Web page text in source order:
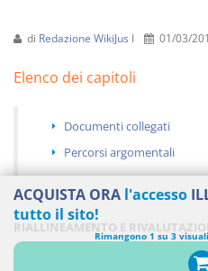
di Redazione WikiJus I 01/03/
Elenco dei capitoli
Documenti collegati
Percorsi argomentali
RIALLINEAMENTO E
CONTABILI
ACQUISTA ORA l'accesso
tutto il sito!
Rimangono 1 su 3